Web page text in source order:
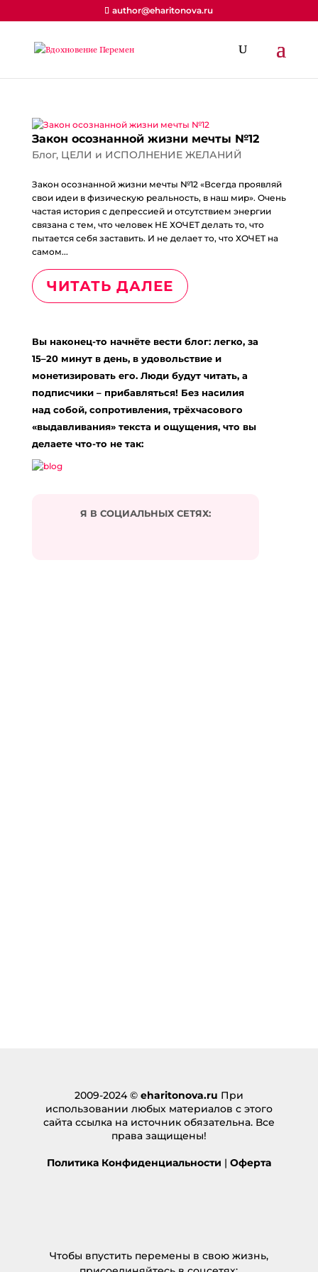
author@eharitonova.ru
Закон осознанной жизни мечты №12
Блог, ЦЕЛИ и ИСПОЛНЕНИЕ ЖЕЛАНИЙ
Закон осознанной жизни мечты №12 «Всегда проявляй
свои идеи в физическую реальность, в наш мир». Очень
частая история с депрессией и отсутствием энергии
связана с тем, что человек НЕ ХОЧЕТ делать то, что
пытается себя заставить. И не делает то, что ХОЧЕТ на
самом...
ЧИТАТЬ ДАЛЕЕ
Вы наконец-то начнёте вести блог: легко, за
15–20 минут в день, в удовольствие и
монетизировать его. Люди будут читать, а
подписчики – прибавляться! Без насилия
над собой, сопротивления, трёхчасового
«выдавливания» текста и ощущения, что вы
делаете что-то не так:
Я В СОЦИАЛЬНЫХ СЕТЯХ:
2009-2024 © eharitonova.ru При
использовании любых материалов с этого
сайта ссылка на источник обязательна. Все
права защищены!
Политика Конфиденциальности | Оферта
Чтобы впустить перемены в свою жизнь,